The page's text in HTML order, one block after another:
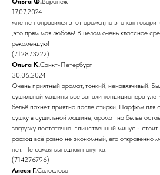
17.07.2024
мне не понравился этот аромат,но это как
,это прям моя любовь! В целом очень классное
рекомендую!
(712873222)
Ольга К.Санкт-Петербург
30.06.2024
Очень приятный аромат, тонкий, ненавязчивый.
сушильной машины все запахи кондиционера
бельё пахнет приятно после стирки. Парфюм для
сушку в сушильной машине, аромат на белье
загрузку достаточно. Единственный минус -
расход всё равно не экономный, его откровенно
нет. Не самая выгодная покупка.
(714276796)
Алеся Г.Солослово